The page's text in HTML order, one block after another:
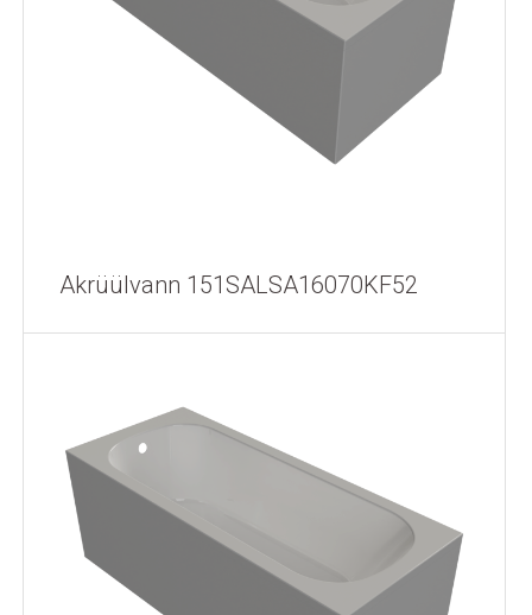
Akrüülvann 151SALSA16070KF52